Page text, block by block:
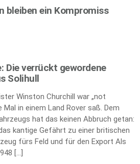
bleiben ein Kompromiss
Die verrückt gewordene
Solihull
Winston Churchill war „not
in einem Land Rover saß. Dem
hat das keinen Abbruch getan:
kantige Gefährt zu einer britischen
fürs Feld und für den Export Als
[…]